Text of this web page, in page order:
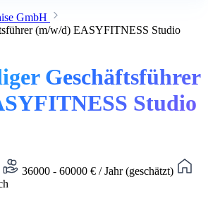
GmbH
(m/w/d) EASYFITNESS Studio
Geschäftsführer
Studio
36000 - 60000 € / Jahr (geschätzt)